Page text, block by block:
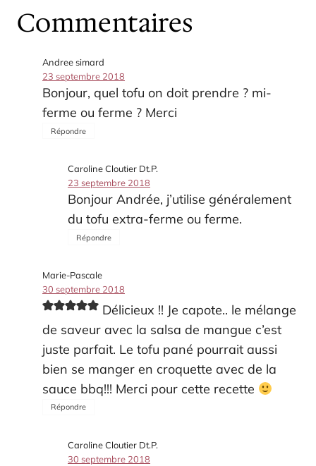
Commentaires
Andree simard
23 septembre 2018
Bonjour, quel tofu on doit prendre ? mi-
ferme ou ferme ? Merci
Répondre
Caroline Cloutier Dt.P.
23 septembre 2018
Bonjour Andrée, j’utilise généralement
du tofu extra-ferme ou ferme.
Répondre
Marie-Pascale
30 septembre 2018
Délicieux !! Je capote.. le mélange
de saveur avec la salsa de mangue c’est
juste parfait. Le tofu pané pourrait aussi
bien se manger en croquette avec de la
sauce bbq!!! Merci pour cette recette
Répondre
Caroline Cloutier Dt.P.
30 septembre 2018